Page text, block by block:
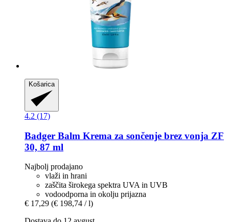
Košarica
4.2 (17)
Badger Balm Krema za sončenje brez vonja ZF
30, 87 ml
Najbolj prodajano
vlaži in hrani
zaščita širokega spektra UVA in UVB
vodoodporna in okolju prijazna
€ 17,29 (€ 198,74 / l)